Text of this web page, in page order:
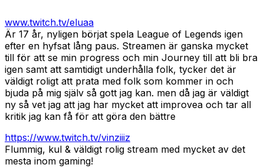
www.twitch.tv/eluaa
Är 17 år, nyligen börjat spela League of Legends igen
efter en hyfsat lång paus. Streamen är ganska mycket
till för att se min progress och min Journey till att bli bra
igen samt att samtidigt underhålla folk, tycker det är
väldigt roligt att prata med folk som kommer in och
bjuda på mig själv så gott jag kan. men då jag är väldigt
ny så vet jag att jag har mycket att improvea och tar all
kritik jag kan få för att göra den bättre
https://www.twitch.tv/vinziiiz
Flummig, kul & väldigt rolig stream med mycket av det
mesta inom gaming!